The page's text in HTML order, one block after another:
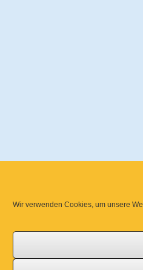
Wir verwenden Cookies, um unsere